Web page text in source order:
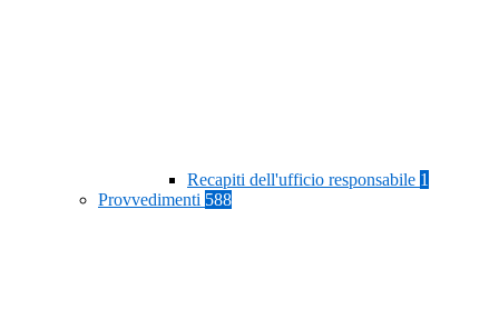
Recapiti dell'ufficio responsabile 1
Provvedimenti 588